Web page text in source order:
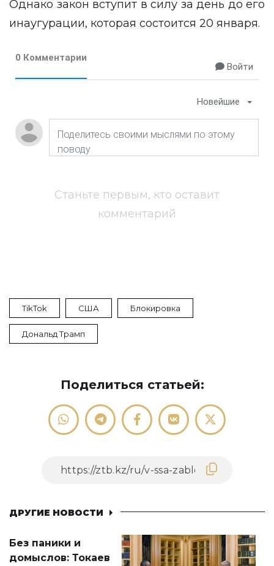
Однако закон вступит в силу за день до его
инаугурации, которая состоится 20 января.
0 Комментарии
Войти
Новейшие
Станьте первым, кто оставит
комментарий
TikTok США Блокировка
Дональд Трамп
Поделиться статьей:
ДРУГИЕ НОВОСТИ
Без паники и
домыслов: Токаев